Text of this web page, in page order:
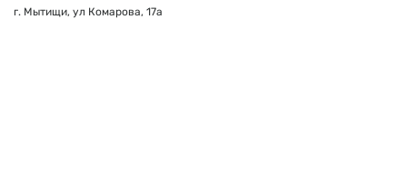
г. Мытищи, ул Комарова, 17а